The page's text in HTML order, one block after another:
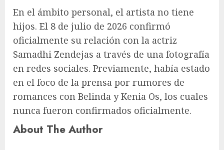
En el ámbito personal, el artista no tiene
hijos. El 8 de julio de 2026 confirmó
oficialmente su relación con la actriz
Samadhi Zendejas a través de una fotografía
en redes sociales. Previamente, había estado
en el foco de la prensa por rumores de
romances con Belinda y Kenia Os, los cuales
nunca fueron confirmados oficialmente.
About The Author